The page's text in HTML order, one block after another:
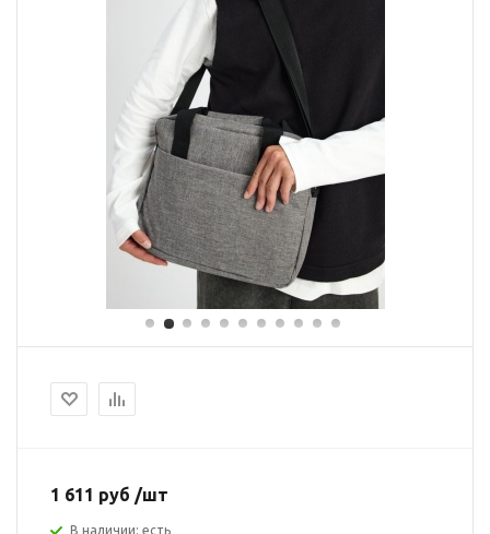
1 611 руб /шт
В наличии: есть